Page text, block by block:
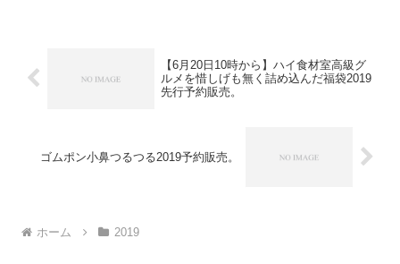
【6月20日10時から】ハイ食材室高級グ
ルメを惜しげも無く詰め込んだ福袋2019
先行予約販売。
ゴムポン小鼻つるつる2019予約販売。
ホーム 2019